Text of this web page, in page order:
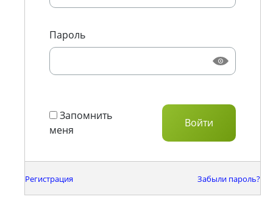
Пароль
Запомнить
меня
Регистрация Забыли пароль?